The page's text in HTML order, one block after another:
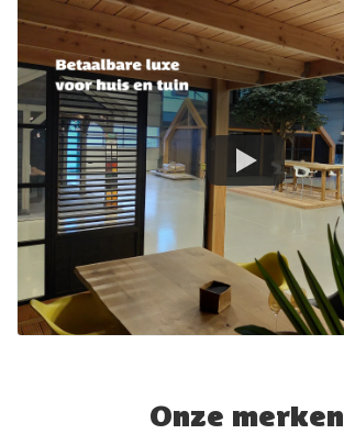
Onze merken